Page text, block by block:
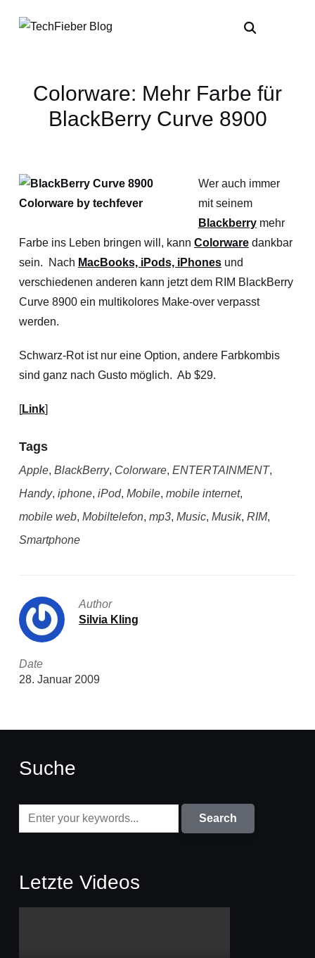
Colorware: Mehr Farbe für
BlackBerry Curve 8900
Wer auch immer
mit seinem
Blackberrymehr
Farbe ins Leben bringen will, kann Colorwaredankbar
sein. Nach MacBooks, iPods, iPhonesund
verschiedenen anderen kann jetzt dem RIM BlackBerry
Curve 8900 ein multikolores Make-over verpasst
werden.
Schwarz-Rot ist nur eine Option, andere Farbkombis
sind ganz nach Gusto möglich. Ab $29.
[Link]
Tags
Apple, BlackBerry, Colorware, ENTERTAINMENT,
Handy, iphone, iPod, Mobile, mobile internet,
mobile web, Mobiltelefon, mp3, Music, Musik, RIM,
Smartphone
Author
Silvia Kling
Date
28. Januar 2009
Suche
Letzte Videos